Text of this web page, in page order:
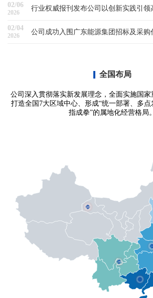
02/06
2026
02/04
2026
公司成功入围广东能源集团招标及采购
全国布局
公司深入贯彻落实新发展理念，全面实施国家
打造全国7大区域中心、形成“统一部署、多
指成拳”的属地化经营格局。